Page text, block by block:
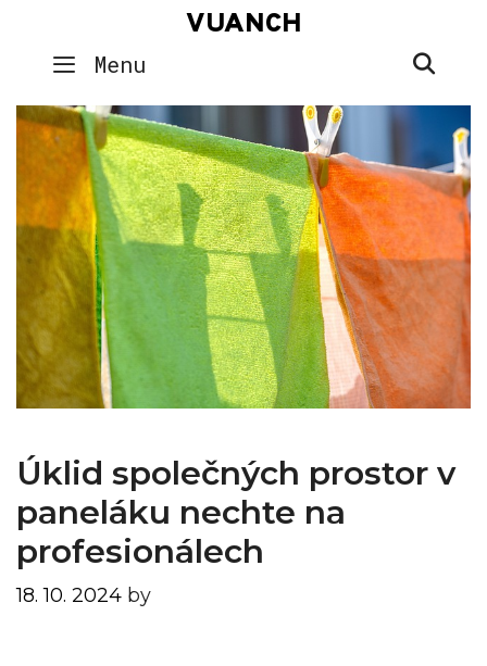
content
VUANCH
Menu
Úklid společných prostor v
paneláku nechte na
profesionálech
18. 10. 2024 by